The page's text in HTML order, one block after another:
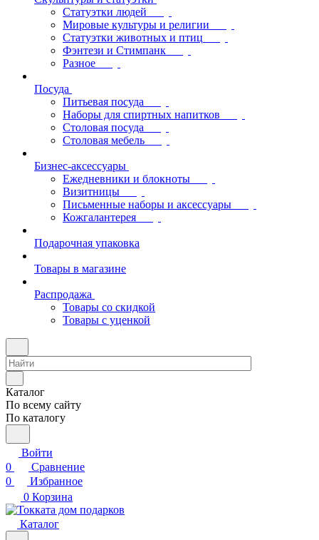
Статуэтки людей
Мировые культуры и религии
Статуэтки животных и птиц
Фэнтези и Стимпанк
Разное
Посуда
Питьевая посуда
Наборы для спиртных напитков
Столовая посуда
Столовая мебель
Бизнес-аксессуары
Ежедневники и блокноты
Визитницы
Письменные наборы и аксессуары
Кожгалантерея
Подарочная упаковка
Товары в магазине
Распродажа
Товары со скидкой
Товары с уценкой
Каталог
По всему сайту
По каталогу
Войти
0
Сравнение
0
Избранное
0 Корзина
Каталог